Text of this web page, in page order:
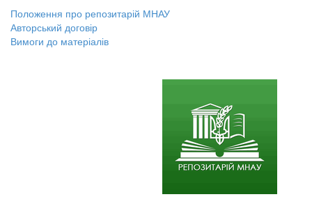
Положення про репозитарій МНАУ
Авторський договір
Вимоги до матеріалів